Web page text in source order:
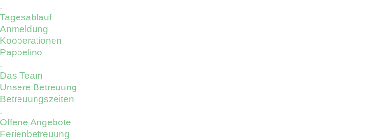
.
Tagesablauf
Anmeldung
Kooperationen
Pappelino
.
Das Team
Unsere Betreuung
Betreuungszeiten
.
Offene Angebote
Ferienbetreuung